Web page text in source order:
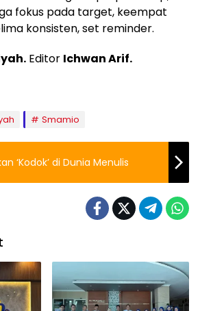
fokus pada target, keempat
konsisten, set reminder.
Editor Ichwan Arif.
Smamio
‘Kodok’ di Dunia Menulis